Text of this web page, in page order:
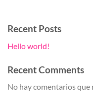
Recent Posts
Hello world!
Recent Comments
No hay comentarios que